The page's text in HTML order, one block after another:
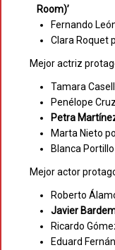
Room)’
Fernando
Clara Roquet
Mejor actriz
Tamara
Penélope
Petra
Marta Nieto
Blanca Portillo
Mejor actor
Roberto
Javier
Ricardo
Eduard